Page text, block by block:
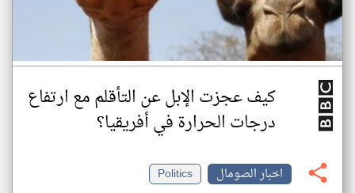
كيف عجزت الإبل عن التأقلم مع ارتفاع
درجات الحرارة في أفريقيا؟
اخبار الصومال
Politics